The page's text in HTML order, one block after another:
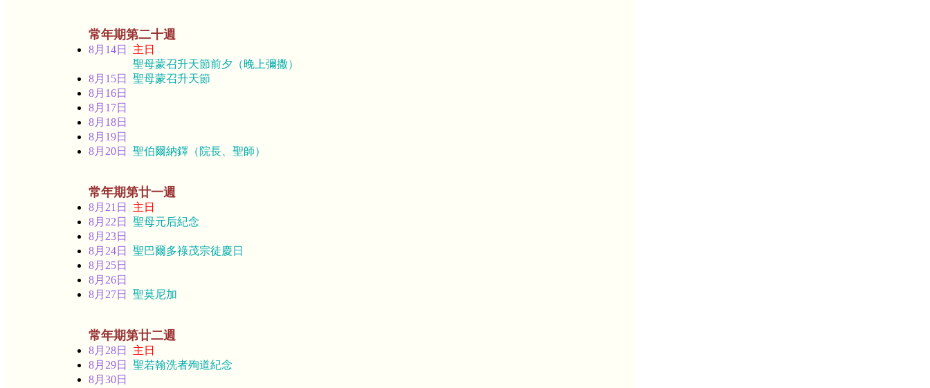
常年期第二十週
8月14日
主日
聖母蒙召升天節前夕（晚上彌撒）
8月15日 聖母蒙召升天節
8月16日
8月17日
8月18日
8月19日
8月20日 聖伯爾納鐸（院長、聖師）
常年期第廿一週
8月21日
主日
8月22日 聖母元后紀念
8月23日
8月24日 聖巴爾多祿茂宗徒慶日
8月25日
8月26日
8月27日 聖莫尼加
常年期第廿二週
8月28日
主日
8月29日 聖若翰洗者殉道紀念
8月30日